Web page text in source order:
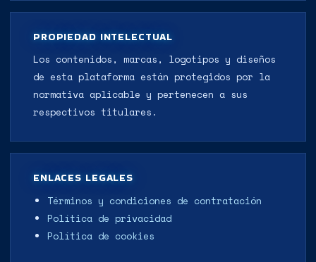
PROPIEDAD INTELECTUAL
Los contenidos, marcas, logotipos y diseños
de esta plataforma están protegidos por la
normativa aplicable y pertenecen a sus
respectivos titulares.
ENLACES LEGALES
Términos y condiciones de contratación
Política de privacidad
Política de cookies